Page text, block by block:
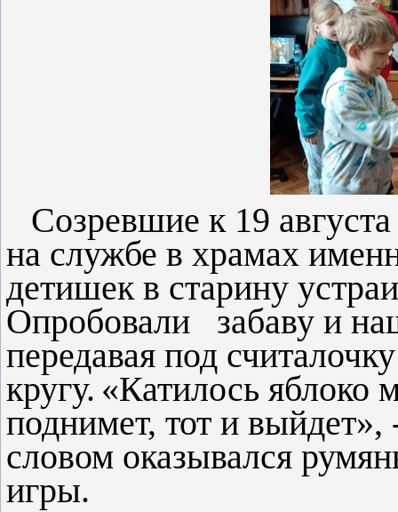
Созревшие к 19
на службе в храмах
детишек в старину
Опробовали забаву и
передавая под
кругу. «Катилось яблоко
поднимет, тот и выйдет»,
словом оказывался
игры.